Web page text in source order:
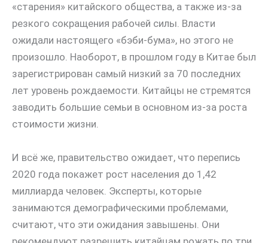
«старения» китайского общества, а также из-за
резкого сокращения рабочей силы. Власти
ожидали настоящего «бэби-бума», но этого не
произошло. Наоборот, в прошлом году в Китае был
зарегистрирован самый низкий за 70 последних
лет уровень рождаемости. Китайцы не стремятся
заводить большие семьи в основном из-за роста
стоимости жизни.
И всё же, правительство ожидает, что перепись
2020 года покажет рост населения до 1,42
миллиарда человек. Эксперты, которые
занимаются демографическими проблемами,
считают, что эти ожидания завышены. Они